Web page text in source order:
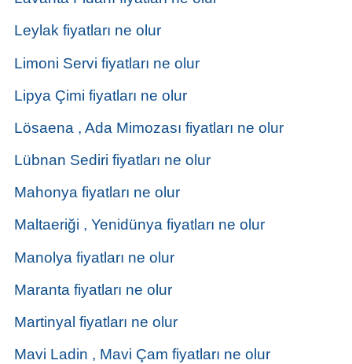
Leylak fiyatları ne olur
Limoni Servi fiyatları ne olur
Lipya Çimi fiyatları ne olur
Lösaena , Ada Mimozası fiyatları ne olur
Lübnan Sediri fiyatları ne olur
Mahonya fiyatları ne olur
Maltaeriği , Yenidünya fiyatları ne olur
Manolya fiyatları ne olur
Maranta fiyatları ne olur
Martinyal fiyatları ne olur
Mavi Ladin , Mavi Çam fiyatları ne olur